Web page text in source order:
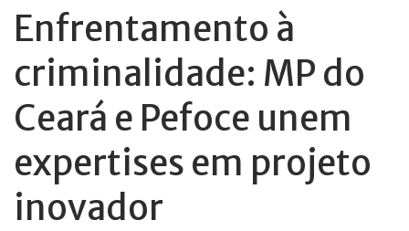
Enfrentamento à
criminalidade: MP do
Ceará e Pefoce unem
expertises em projeto
inovador